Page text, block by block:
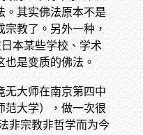
。其实佛法原本不是
教了。另外一种，
日本某些学校、学术
也是变质的佛法。
无大师在南京第四中
范大学），做一次很
非宗教非哲学而为今